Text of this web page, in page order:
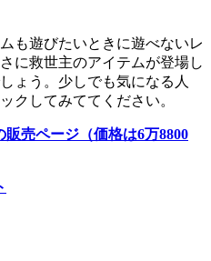
も遊びたいときに遊べないレ
に救世主のアイテムが登場し
ょう。少しでも気になる人
クしてみててください。
売ページ（価格は6万8800